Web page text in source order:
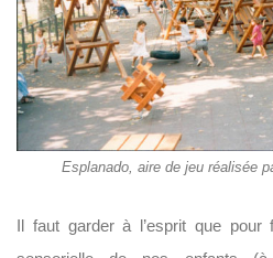
Esplanado, aire de jeu réalisée
Il faut garder à l’esprit que pour